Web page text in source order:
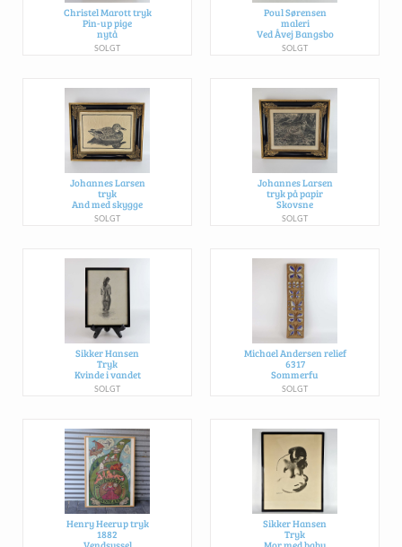
Christel Marott tryk
Pin-up pige
nytå
SOLGT
Poul Sørensen
maleri
Ved Åvej Bangsbo
SOLGT
Johannes Larsen
tryk
And med skygge
SOLGT
Johannes Larsen
tryk på papir
Skovsne
SOLGT
Sikker Hansen
Tryk
Kvinde i vandet
SOLGT
Michael Andersen relief
6317
Sommerfu
SOLGT
Henry Heerup tryk
1882
Sikker Hansen
Tryk